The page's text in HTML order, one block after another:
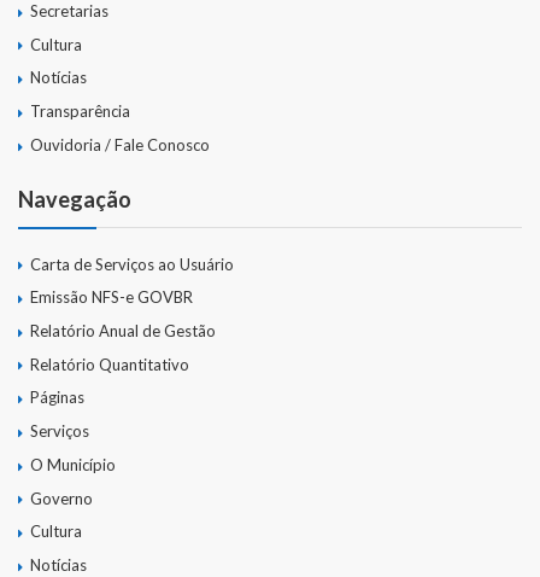
Secretarias
Cultura
Notícias
Transparência
Ouvidoria / Fale Conosco
Navegação
Carta de Serviços ao Usuário
Emissão NFS-e GOVBR
Relatório Anual de Gestão
Relatório Quantitativo
Páginas
Serviços
O Município
Governo
Cultura
Notícias